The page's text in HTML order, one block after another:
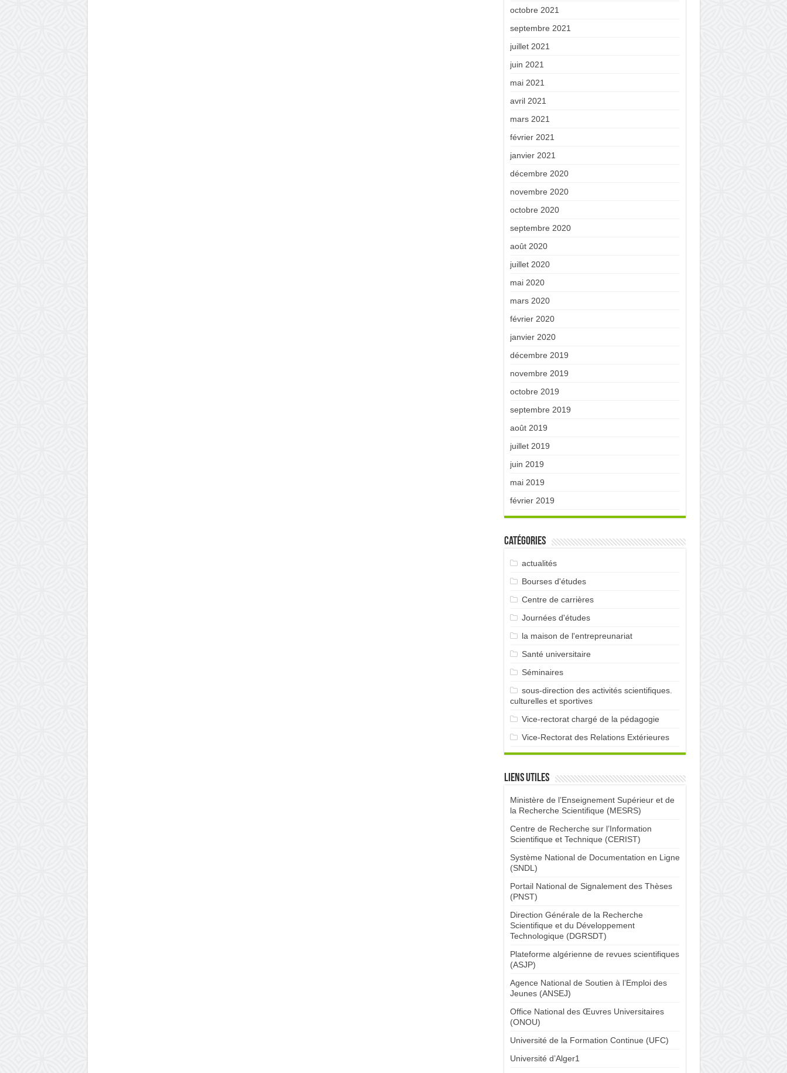
octobre 2021
septembre 2021
juillet 2021
juin 2021
mai 2021
avril 2021
mars 2021
février 2021
janvier 2021
décembre 2020
novembre 2020
octobre 2020
septembre 2020
août 2020
juillet 2020
mai 2020
mars 2020
février 2020
janvier 2020
décembre 2019
novembre 2019
octobre 2019
septembre 2019
août 2019
juillet 2019
juin 2019
mai 2019
février 2019
Catégories
actualités
Bourses d'études
Centre de carrières
Journées d'études
la maison de l'entrepreunariat
Santé universitaire
Séminaires
sous-direction des activités scientifiques.
culturelles et sportives
Vice-rectorat chargé de la pédagogie
Vice-Rectorat des Relations Extérieures
Liens utiles
Ministère de l’Enseignement Supérieur et de
la Recherche Scientifique (MESRS)
Centre de Recherche sur l’Information
Scientifique et Technique (CERIST)
Système National de Documentation en Ligne
(SNDL)
Portail National de Signalement des Thèses
(PNST)
Direction Générale de la Recherche
Scientifique et du Développement
Technologique (DGRSDT)
Plateforme algérienne de revues scientifiques
(ASJP)
Agence National de Soutien à l’Emploi des
Jeunes (ANSEJ)
Office National des Œuvres Universitaires
(ONOU)
Université de la Formation Continue (UFC)
Université d’Alger1